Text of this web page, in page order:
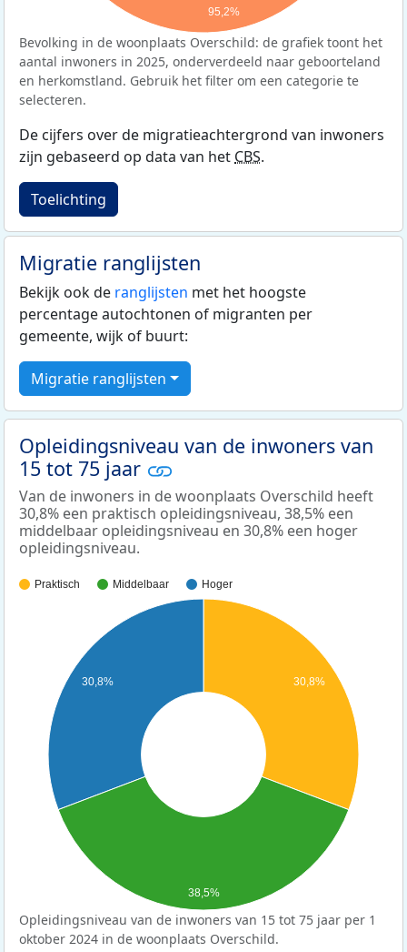
95,2%
Bevolking in de woonplaats Overschild: de grafiek toont het
aantal inwoners in 2025, onderverdeeld naar geboorteland
en herkomstland. Gebruik het filter om een categorie te
selecteren.
De cijfers over de migratieachtergrond van inwoners
zijn gebaseerd op data van het CBS.
Toelichting
Migratie ranglijsten
Bekijk ook de ranglijsten met het hoogste
percentage autochtonen of migranten per
gemeente, wijk of buurt:
Migratie ranglijsten
Opleidingsniveau van de inwoners van
15 tot 75 jaar
Van de inwoners in de woonplaats Overschild heeft
30,8% een praktisch opleidingsniveau, 38,5% een
middelbaar opleidingsniveau en 30,8% een hoger
opleidingsniveau.
Praktisch Middelbaar Hoger
30,8%
30,8%
38,5%
Opleidingsniveau van de inwoners van 15 tot 75 jaar per 1
oktober 2024 in de woonplaats Overschild.